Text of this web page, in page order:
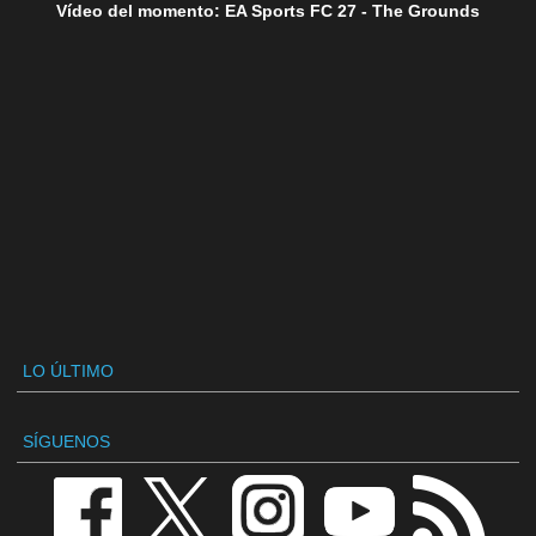
Vídeo del momento: EA Sports FC 27 - The Grounds
LO ÚLTIMO
SÍGUENOS